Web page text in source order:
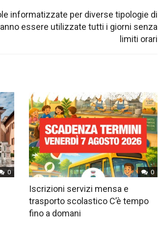
informatizzate per diverse tipologie di
essere utilizzate tutti i giorni senza
limiti orari
0 0
Iscrizioni servizi mensa e
trasporto scolastico C’è tempo
fino a domani